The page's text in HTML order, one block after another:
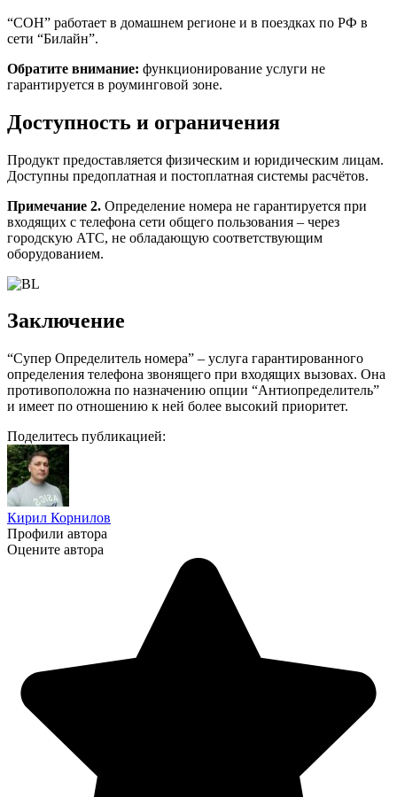
“СОН” работает в домашнем регионе и в поездках по РФ в
сети “Билайн”.
Обратите внимание: функционирование услуги не
гарантируется в роуминговой зоне.
Доступность и ограничения
Продукт предоставляется физическим и юридическим лицам.
Доступны предоплатная и постоплатная системы расчётов.
Примечание 2. Определение номера не гарантируется при
входящих с телефона сети общего пользования – через
городскую АТС, не обладающую соответствующим
оборудованием.
Заключение
“Супер Определитель номера” – услуга гарантированного
определения телефона звонящего при входящих вызовах. Она
противоположна по назначению опции “Антиопределитель”
и имеет по отношению к ней более высокий приоритет.
Поделитесь публикацией:
Кирил Корнилов
Профили автора
Оцените автора